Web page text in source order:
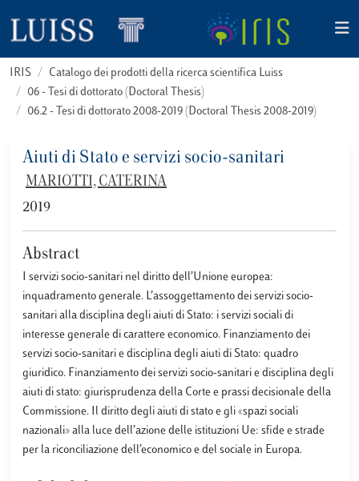
IRIS
Catalogo dei prodotti della ricerca scientifica Luiss
06 - Tesi di dottorato (Doctoral Thesis)
06.2 - Tesi di dottorato 2008-2019 (Doctoral Thesis 2008-2019)
Aiuti di Stato e servizi socio-sanitari
MARIOTTI, CATERINA
2019
Abstract
I servizi socio-sanitari nel diritto dell’Unione europea:
inquadramento generale. L’assoggettamento dei servizi socio-
sanitari alla disciplina degli aiuti di Stato: i servizi sociali di
interesse generale di carattere economico. Finanziamento dei
servizi socio-sanitari e disciplina degli aiuti di Stato: quadro
giuridico. Finanziamento dei servizi socio-sanitari e disciplina degli
aiuti di stato: giurisprudenza della Corte e prassi decisionale della
Commissione. Il diritto degli aiuti di stato e gli «spazi sociali
nazionali» alla luce dell’azione delle istituzioni Ue: sfide e strade
per la riconciliazione dell’economico e del sociale in Europa.